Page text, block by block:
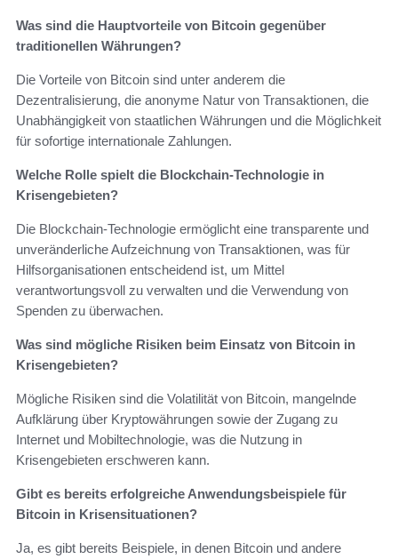
Was sind die Hauptvorteile von Bitcoin gegenüber
traditionellen Währungen?
Die Vorteile von Bitcoin sind unter anderem die
Dezentralisierung, die anonyme Natur von Transaktionen, die
Unabhängigkeit von staatlichen Währungen und die Möglichkeit
für sofortige internationale Zahlungen.
Welche Rolle spielt die Blockchain-Technologie in
Krisengebieten?
Die Blockchain-Technologie ermöglicht eine transparente und
unveränderliche Aufzeichnung von Transaktionen, was für
Hilfsorganisationen entscheidend ist, um Mittel
verantwortungsvoll zu verwalten und die Verwendung von
Spenden zu überwachen.
Was sind mögliche Risiken beim Einsatz von Bitcoin in
Krisengebieten?
Mögliche Risiken sind die Volatilität von Bitcoin, mangelnde
Aufklärung über Kryptowährungen sowie der Zugang zu
Internet und Mobiltechnologie, was die Nutzung in
Krisengebieten erschweren kann.
Gibt es bereits erfolgreiche Anwendungsbeispiele für
Bitcoin in Krisensituationen?
Ja, es gibt bereits Beispiele, in denen Bitcoin und andere